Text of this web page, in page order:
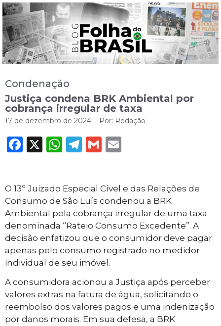
Condenação
Justiça condena BRK Ambiental por
cobrança irregular de taxa
17 de dezembro de 2024 Por: Redação
Facebook
X WhatsApp
Telegram
Gmail
O 13º Juizado Especial Cível e das Relações de
Consumo de São Luís condenou a BRK
Ambiental pela cobrança irregular de uma taxa
denominada “Rateio Consumo Excedente”. A
decisão enfatizou que o consumidor deve pagar
apenas pelo consumo registrado no medidor
individual de seu imóvel.
A consumidora acionou a Justiça após perceber
valores extras na fatura de água, solicitando o
reembolso dos valores pagos e uma indenização
por danos morais. Em sua defesa, a BRK